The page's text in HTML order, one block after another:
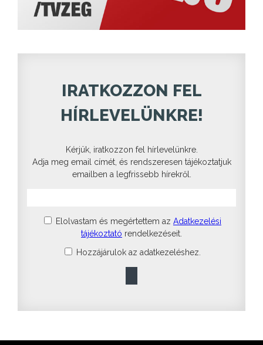
IRATKOZZON FEL
HÍRLEVELÜNKRE!
Kérjük, iratkozzon fel hírlevelünkre.
Adja meg email címét, és rendszeresen tájékoztatjuk
emailben a legfrissebb hírekről.
Elolvastam és megértettem az Adatkezelési
tájékoztató rendelkezéseit.
Hozzájárulok az adatkezeléshez.